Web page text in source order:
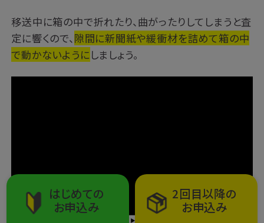
はじめての
お申込み
2回目以降の
お申込み
移送中に箱の中で折れたり、曲がったりしてしまうと査
定に響くので、隙間に新聞紙や緩衝材を詰めて箱の中
で動かないように しましょう。